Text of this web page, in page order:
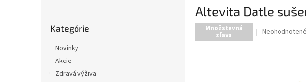
kategórie
Kategórie
Novinky
Akcie
Zdravá výživa
Altevita Datle
Množstevná
zľava
Priemerné
Neohodnotené